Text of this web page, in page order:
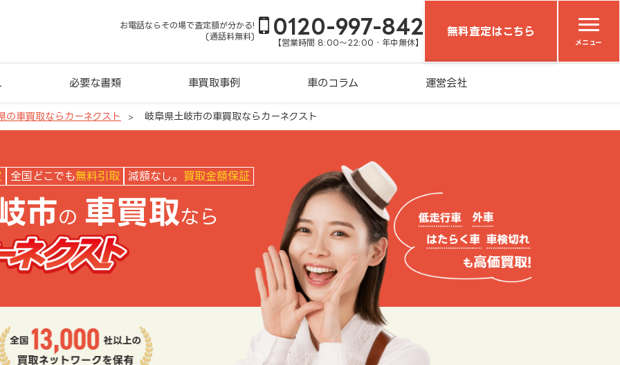
お電話ならその場で査定額が分かる!
(通話料無料)
0120-997-842
【営業時間 8:00～22:00・年中無休】
無料査定はこちら
メニュー
必要な書類 車買取事例 車のコラム 運営会社
の車買取ならカーネクスト 岐阜県土岐市の車買取ならカーネクスト
全国どこでも無料引取 減額なし。 買取金額保証
市の 車買取なら